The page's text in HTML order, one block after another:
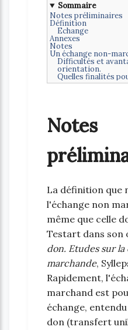
Sommaire
Notes préliminaires
Définition
Echange
Annexes
Notes
Un échange non-
Difficultés et
orientation.
Quelles finalités
Notes
La définition que
l'échange non
même que celle
Testart dans son
don. Etudes sur
marchande,
Rapidement,
marchand est
échange,
don (transfert